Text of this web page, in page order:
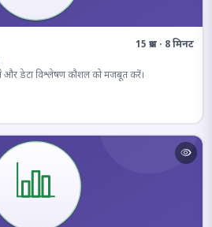
15 प्रश्न · 8 मिनट
और डेटा विश्लेषण कौशल को मजबूत करें।